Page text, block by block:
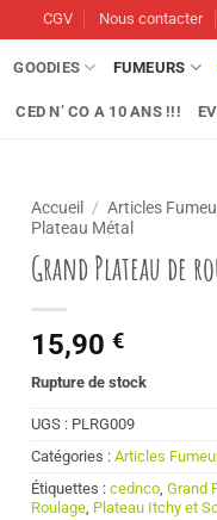
CGV Nous contacter
GOODIES FUMEURS
CED N’ CO A 10 ANS !!!
Accueil / Articles
Plateau Métal
Grand Plateau de
15,90€
Rupture de stock
UGS : PLRG009
Catégories :Articles
Étiquettes :cednco ,Grand
Roulage Plateau Itchy et